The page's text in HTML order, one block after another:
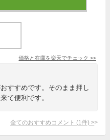
価格と在庫を楽天でチェック >>
すすめです。そのまま押し
て便利です。
全てのおすすめコメント (1 件) >